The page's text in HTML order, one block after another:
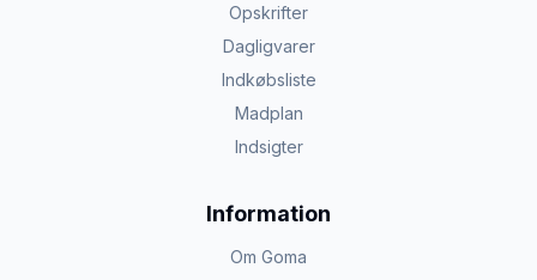
Opskrifter
Dagligvarer
Indkøbsliste
Madplan
Indsigter
Information
Om Goma